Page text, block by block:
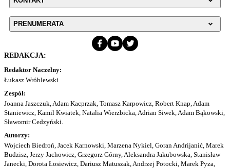
PRENUMERATA
REDAKCJA:
Redaktor Naczelny:
Łukasz Wróblewski
Zespół:
Joanna Jaszczuk, Adam Kacprzak, Tomasz Karpowicz, Robert Knap, Adam
Staniewicz, Kamil Kwiatek, Natalia Wierzbicka, Adrian Siwek, Adam Bąkowski,
Sławomir Cedzyński.
Autorzy:
Wojciech Biedroń, Jacek Karnowski, Marzena Nykiel, Goran Andrijanić, Marek
Budzisz, Jerzy Jachowicz, Grzegorz Górny, Aleksandra Jakubowska, Stanisław
Janecki, Dorota Łosiewicz, Dariusz Matuszak, Andrzej Potocki, Marek Pyza,